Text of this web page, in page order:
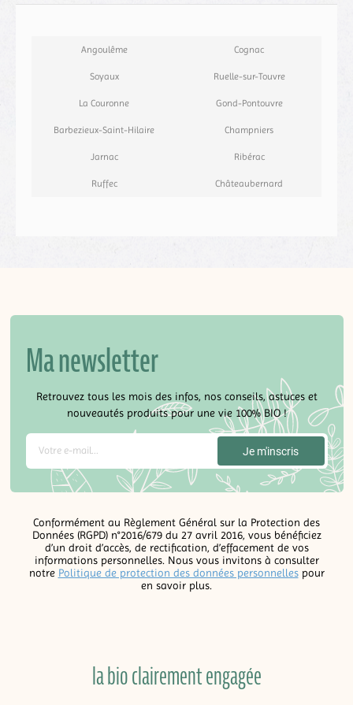
Angoulême Cognac
Soyaux Ruelle-sur-Touvre
La Couronne Gond-Pontouvre
Barbezieux-Saint-Hilaire Champniers
Jarnac Ribérac
Ruffec Châteaubernard
Ma newsletter
Retrouvez tous les mois des infos, nos conseils, astuces et
nouveautés produits pour une vie 100% BIO !
Conformément au Règlement Général sur la Protection des
Données (RGPD) n°2016/679 du 27 avril 2016, vous bénéficiez
d’un droit d’accès, de rectification, d’effacement de vos
informations personnelles. Nous vous invitons à consulter
notre Politique de protection des données personnellespour
en savoir plus.
la bio clairement engagée